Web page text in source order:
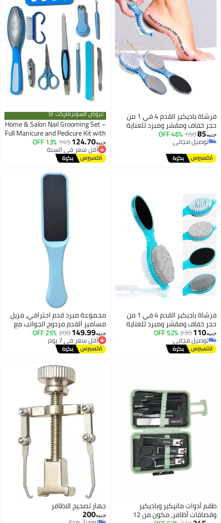
فرشاة باديكير القدم 4 في 1 من
حجر خفاف ومقشر ومبرد للعناية
الناعمة وفرشاة مانيكير متعددة
الاستخدامات
جنيه85
160
46% OFF
توصيل مجاني
توصيل مجاني
عروض السوبرماركت 🛒
Home & Salon Nail Grooming Set –
Full Manicure and Pedicure Kit with
Scissors, Files, Buffers & Foot
Tools-11 Piece
جنيه124.70
145
13% OFF
أقل سعر في السنة
توصيل مجاني
أقل سعر في السنة
فرشاة باديكير القدم 4 في 1 من
حجر خفاف ومقشر ومبرد للعناية
الناعمة وفرشاة مانيكير متعددة
جنيه110
230
52% OFF
توصيل مجاني
توصيل مجاني
مجموعة مبرد قدم احترافي، مزيل
مسامير القدم مزدوج الجوانب مع
مقبض -متعدد الالوان
جنيه149.99
200
25% OFF أقل سعر في 7 يوم
توصيل مجاني
أقل سعر في 7 يوم
طقم أدوات مانيكير وباديكير
وقصافات أظافر، مكون من 12
جهاز تصحيح الاظافر
جنيه200